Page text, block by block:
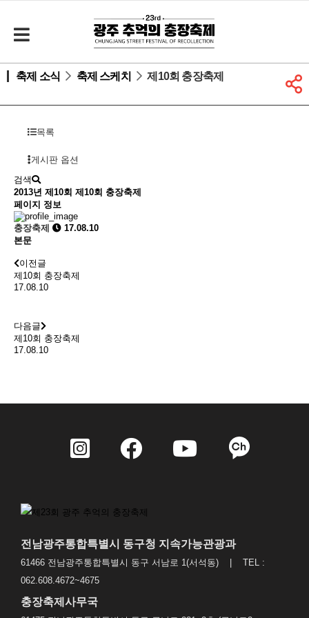
축제 소식 축제 스케치 제10회 충장축제
목록
게시판 옵션
검색
2013년 제10회 제10회 충장축제
페이지 정보
충장축제
17.08.10
본문
이전글
제10회 충장축제
17.08.10
다음글
제10회 충장축제
17.08.10
전남광주통합특별시 동구청 지속가능관광과
61466 전남광주통합특별시 동구 서남로 1(서석동) | TEL :
062.608.4672~4675
충장축제사무국